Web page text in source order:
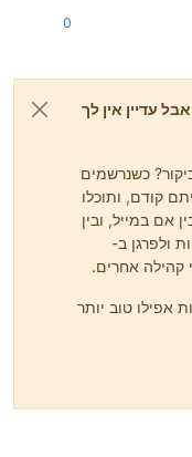
0
עדיין אין לך
כשנרשמים
קודם, ותוכלו
אם במייל, ובין
ולפרגן ב-
אפילו טוב יותר